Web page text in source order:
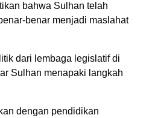
bahwa Sulhan telah
benar menjadi maslahat
dari lembaga legislatif di
Sulhan menapaki langkah
dengan pendidikan